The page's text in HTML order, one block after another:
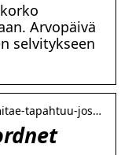
Arvopäivä
selvitykseen
tapahtuu-jos…